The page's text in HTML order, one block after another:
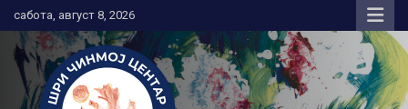
to
content
сабота, август 8, 2026